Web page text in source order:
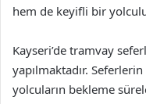
hem de keyifli bir
Kayseri’de tramvay
yapılmaktadır.
yolcuların bekleme